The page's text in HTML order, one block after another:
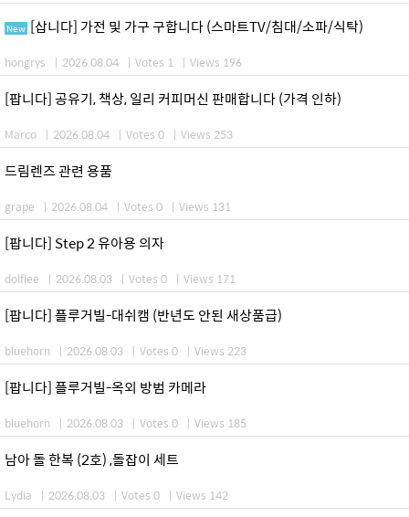
New [삽니다] 가전 및 가구 구합니다 (스마트TV/침대/소파/식탁)
hongrys | 2026.08.04 | Votes 1 | Views 196
[팝니다] 공유기, 책상, 일리 커피머신 판매합니다 (가격 인하)
Marco | 2026.08.04 | Votes 0 | Views 253
드림렌즈 관련 용품
grape | 2026.08.04 | Votes 0 | Views 131
[팝니다] Step 2 유아용 의자
dolflee | 2026.08.03 | Votes 0 | Views 171
[팝니다] 플루거빌-대쉬캠 (반년도 안된 새상품급)
bluehorn | 2026.08.03 | Votes 0 | Views 223
[팝니다] 플루거빌-옥외 방범 카메라
bluehorn | 2026.08.03 | Votes 0 | Views 185
남아 돌 한복 (2호) ,돌잡이 세트
Lydia | 2026.08.03 | Votes 0 | Views 142